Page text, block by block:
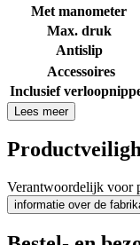
Met manometer
Max. druk
Antislip
Accessoires
Inclusief
Lees meer
Verantwoordelijk voor
informatie over de